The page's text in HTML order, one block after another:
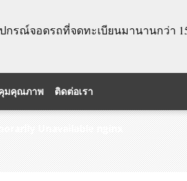
กรณ์จอดรถที่จดทะเบียนมานานกว่า
มคุณภาพ ติดต่อเรา
Unavailable nginx